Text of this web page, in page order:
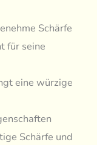
Schärfe
für seine
eine würzige
Schärfe und